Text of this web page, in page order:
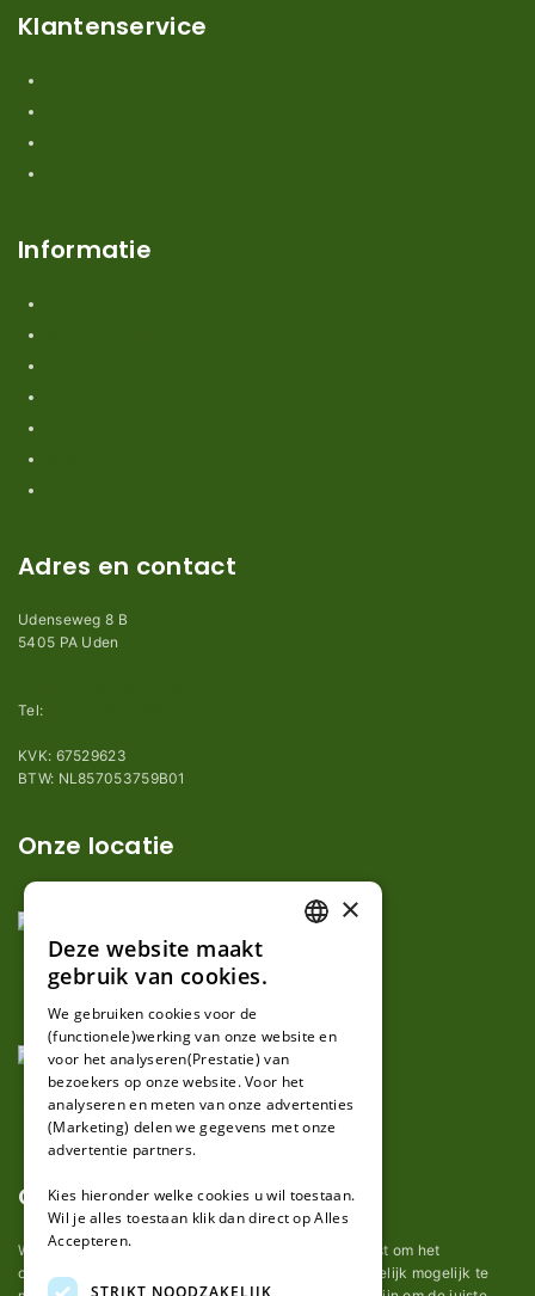
Klantenservice
Informatie
Adres en contact
Udenseweg 8 B
5405 PA Uden
Tel:
KVK: 67529623
BTW: NL857053759B01
Onze locatie
Over ons
Wij van robotmaaier-mesjes.nl doen ons uiterste best om het
onderhoud van robot grasmaaier mesjes zo gemakkelijk mogelijk te
GERMAN
×
Deze website maakt
gebruik van cookies.
We gebruiken cookies voor de
(functionele)werking van onze website en
voor het analyseren(Prestatie) van
bezoekers op onze website. Voor het
analyseren en meten van onze advertenties
(Marketing) delen we gegevens met onze
advertentie partners.
Kies hieronder welke cookies u wil toestaan.
Wil je alles toestaan klik dan direct op Alles
Accepteren.
STRIKT NOODZAKELIJK